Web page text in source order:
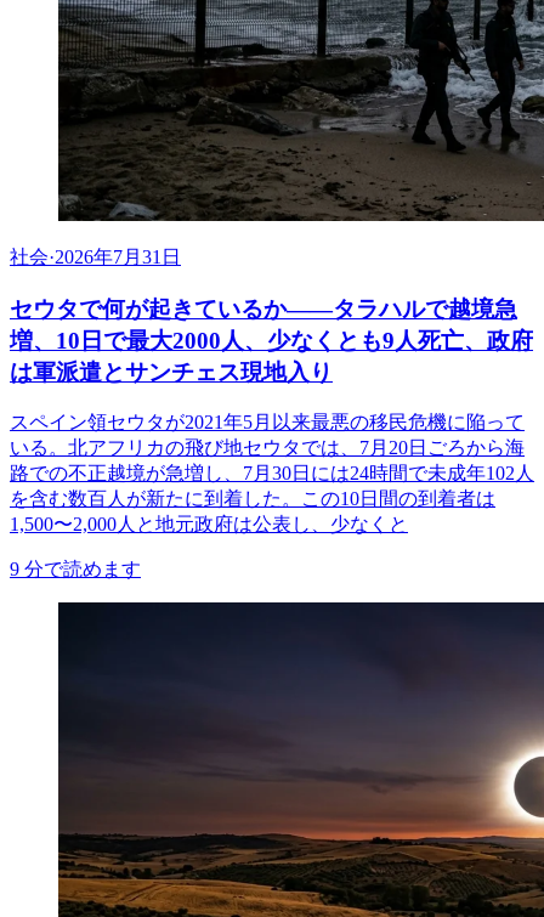
社会·2026年7月31日
セウタで何が起きているか——タラハルで越境急
増、10日で最大2000人、少なくとも9人死亡、政府
は軍派遣とサンチェス現地入り
スペイン領セウタが2021年5月以来最悪の移民危機に陥って
いる。北アフリカの飛び地セウタでは、7月20日ごろから海
路での不正越境が急増し、7月30日には24時間で未成年102人
を含む数百人が新たに到着した。この10日間の到着者は
1,500〜2,000人と地元政府は公表し、少なくと
9 分で読めます